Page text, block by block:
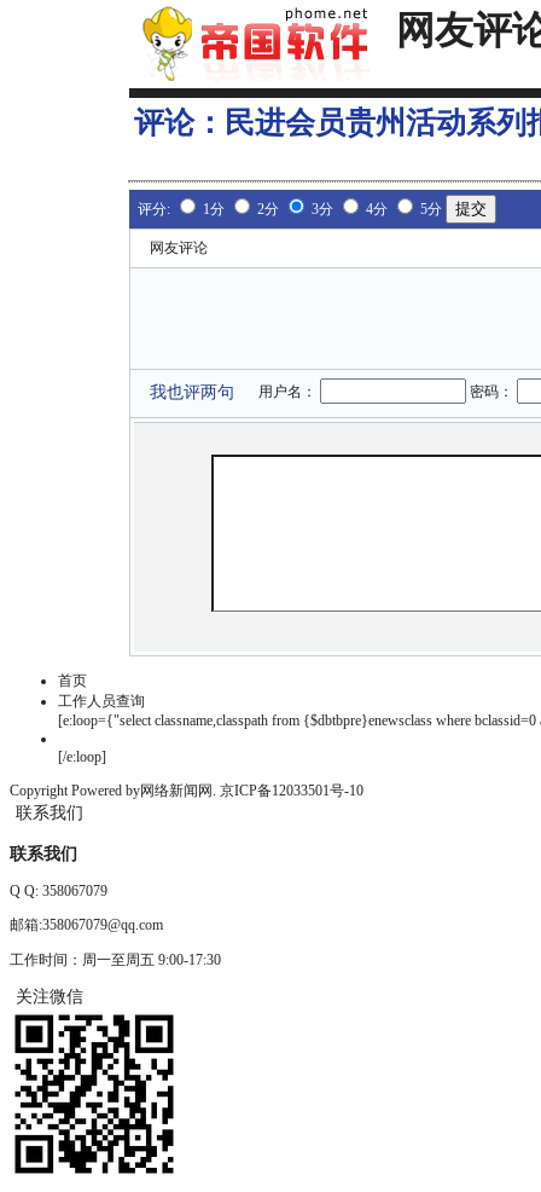
网友评
评论： 民进会员贵州活动系列
评分: 1分 2分 3分 4分 5分
网友评论
我也评两句 用户名： 密码：
首页
工作人员查询
[e:loop={"select classname,classpath from {$dbtbpre}enewsclass where
[/e:loop]
Copyright Powered by网络新闻网. 京ICP备12033501号-10
联系我们
联系我们
Q Q: 358067079
邮箱:358067079@qq.com
工作时间：周一至周五 9:00-17:30
关注微信